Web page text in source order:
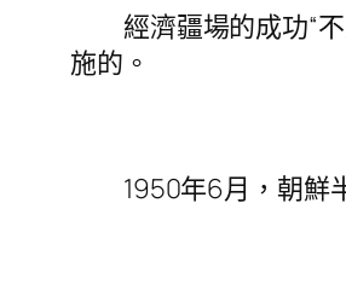
經濟疆場的成功“不
施的。
1950年6月，朝鮮半